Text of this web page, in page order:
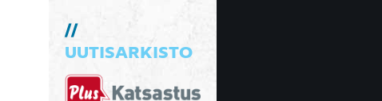
UUTISARKISTO